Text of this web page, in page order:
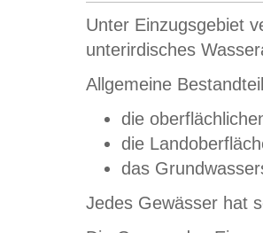
Unter Einzugsgebiet
unterirdisches
Allgemeine
die
die
das
Jedes Gewässer hat